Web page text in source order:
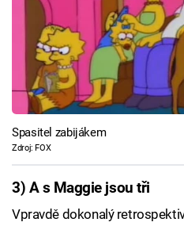
Spasitel zabijákem
Zdroj: FOX
3) A s Maggie jsou tři
Vpravdě dokonalý